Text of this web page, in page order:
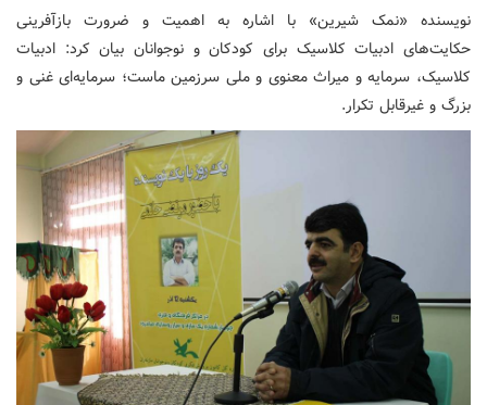
نویسنده «نمک شیرین» با اشاره به اهمیت و ضرورت بازآفرینی
حکایت‌های ادبیات کلاسیک برای کودکان و نوجوانان بیان کرد: ادبیات
کلاسیک، سرمایه و میراث معنوی و ملی سرزمین ماست؛ سرمایه‌ای غنی و
بزرگ و غیرقابل تکرار.